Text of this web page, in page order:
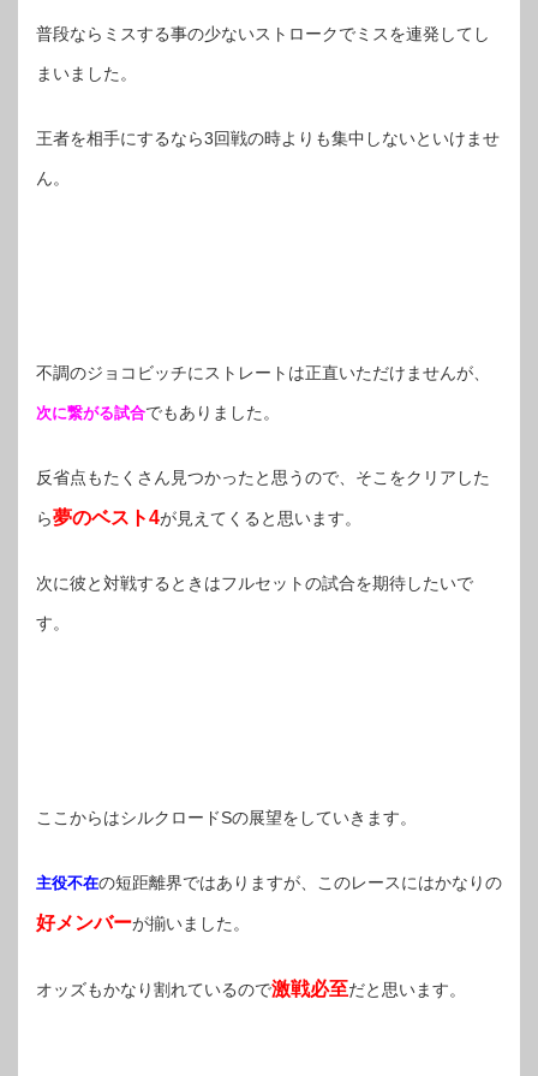
普段ならミスする事の少ないストロークでミスを連発してし
まいました。
王者を相手にするなら3回戦の時よりも集中しないといけませ
ん。
不調のジョコビッチにストレートは正直いただけませんが、
次に繋がる試合でもありました。
反省点もたくさん見つかったと思うので、そこをクリアした
ら夢のベスト4が見えてくると思います。
次に彼と対戦するときはフルセットの試合を期待したいで
す。
ここからはシルクロードSの展望をしていきます。
主役不在の短距離界ではありますが、このレースにはかなりの
好メンバーが揃いました。
オッズもかなり割れているので激戦必至だと思います。